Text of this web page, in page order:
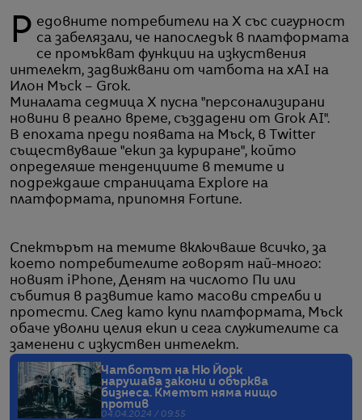
Редовните потребители на X със сигурност са забелязали, че напоследък в платформата
се промъкват функции на изкуствения
интелект, задвижвани от чатбота на xAI на
Илон Мъск – Grok.
Миналата седмица X пусна "персонализирани
новини в реално време, създадени от Grok AI".
В епохата преди появата на Мъск, в Twitter
съществуваше "екип за куриране", който
определяше тенденциите в темите и
подреждаше страницата Explore на
платформата, припомня Fortune.
Спектърът на темите включваше всичко, за
което потребителите говорят най-много:
новият iPhone, Денят на числото Пи или
събития в развитие като масови стрелби и
протести. След като купи платформата, Мъск
обаче уволни целия екип и сега служителите са
заменени с изкуствен интелект.
Чатботът на Ню Йорк
нарушава закони и обърква
бизнеса. Кметът няма нищо
против
04.04.2024 / 09:55